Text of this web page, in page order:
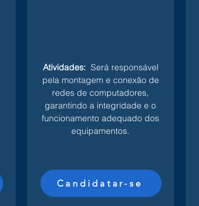
Atividades: Será responsável
pela montagem e conexão de
redes de computadores,
garantindo a integridade e o
funcionamento adequado dos
equipamentos.
Candidatar-se